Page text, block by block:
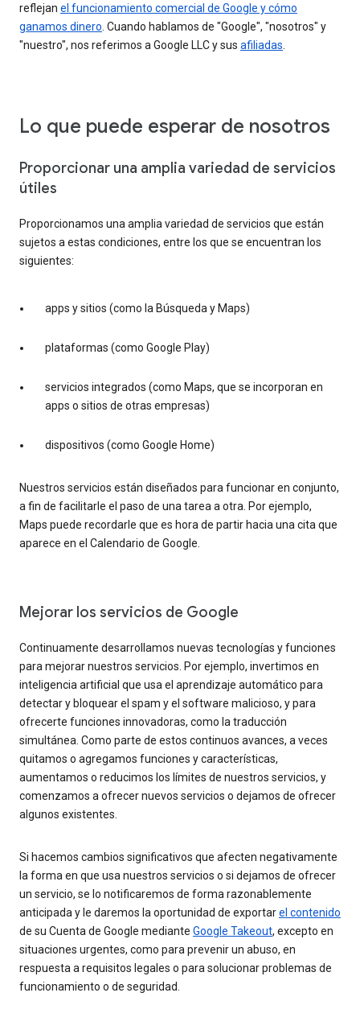
reflejan el funcionamiento comercial de Google y cómo
ganamos dinero. Cuando hablamos de "Google", "nosotros" y
"nuestro", nos referimos a Google LLC y sus afiliadas.
Lo que puede esperar de nosotros
Proporcionar una amplia variedad de servicios
útiles
Proporcionamos una amplia variedad de servicios que están
sujetos a estas condiciones, entre los que se encuentran los
siguientes:
apps y sitios (como la Búsqueda y Maps)
plataformas (como Google Play)
servicios integrados (como Maps, que se incorporan en
apps o sitios de otras empresas)
dispositivos (como Google Home)
Nuestros servicios están diseñados para funcionar en conjunto,
a fin de facilitarle el paso de una tarea a otra. Por ejemplo,
Maps puede recordarle que es hora de partir hacia una cita que
aparece en el Calendario de Google.
Mejorar los servicios de Google
Continuamente desarrollamos nuevas tecnologías y funciones
para mejorar nuestros servicios. Por ejemplo, invertimos en
inteligencia artificial que usa el aprendizaje automático para
detectar y bloquear el spam y el software malicioso, y para
ofrecerte funciones innovadoras, como la traducción
simultánea. Como parte de estos continuos avances, a veces
quitamos o agregamos funciones y características,
aumentamos o reducimos los límites de nuestros servicios, y
comenzamos a ofrecer nuevos servicios o dejamos de ofrecer
algunos existentes.
Si hacemos cambios significativos que afecten negativamente
la forma en que usa nuestros servicios o si dejamos de ofrecer
un servicio, se lo notificaremos de forma razonablemente
anticipada y le daremos la oportunidad de exportarel contenido
de su Cuenta de Google mediante Google Takeout, excepto en
situaciones urgentes, como para prevenir un abuso, en
respuesta a requisitos legales o para solucionar problemas de
funcionamiento o de seguridad.